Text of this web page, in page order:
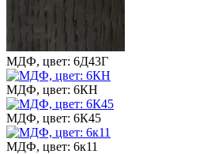
МДФ, цвет: 6Д43Г
МДФ, цвет: 6КН
МДФ, цвет: 6К45
МДФ, цвет: 6к11